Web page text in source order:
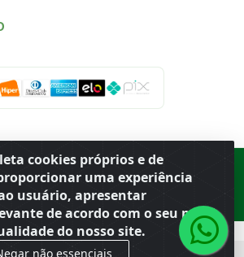
cookies próprios e de
uma experiência
usuário, apresentar
de acordo com o seu perfil
do nosso site.
não essenciais
— Área Rural Porto Ferreira ·BR
· CEP
0001-91